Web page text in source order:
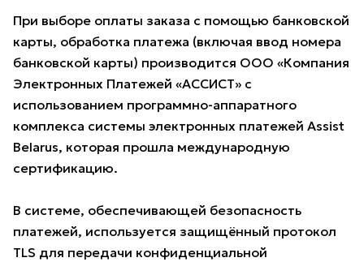
При выборе оплаты заказа с помощью банковской
карты, обработка платежа (включая ввод номера
банковской карты) производится ООО «Компания
Электронных Платежей «АССИСТ» с
использованием программно-аппаратного
комплекса системы электронных платежей Assist
Belarus, которая прошла международную
сертификацию.
В системе, обеспечивающей безопасность
платежей, используется защищённый протокол
TLS для передачи конфиденциальной